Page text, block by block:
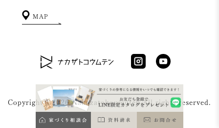
MAP
Copyright ©2026 Nakazatokoumuten All rights reserved.